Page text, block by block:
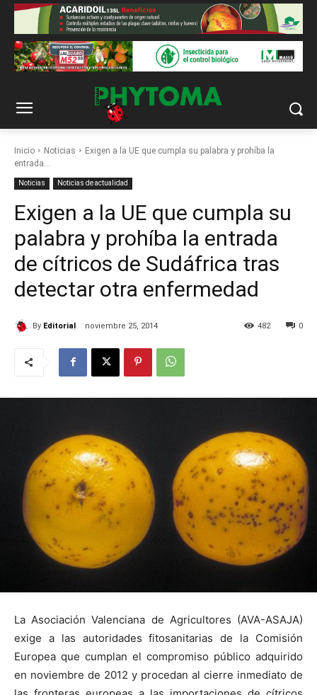
Inicio Noticias
Exigen a la UE que cumpla su palabra y prohíba la
entrada...
Noticias Noticias de actualidad
Exigen a la UE que cumpla su
palabra y prohíba la entrada
de cítricos de Sudáfrica tras
detectar otra enfermedad
By Editorial noviembre 25, 2014 0
482
La Asociación Valenciana de Agricultores (AVA-ASAJA)
exige a las autoridades fitosanitarias de la Comisión
Europea que cumplan el compromiso público adquirido
en noviembre de 2012 y procedan al cierre inmediato de